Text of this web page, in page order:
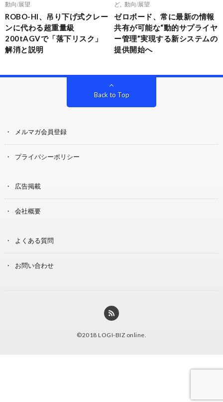
動向/展望
ROBO-HI、吊り下げ式クレー
ンに代わる超重量級
200tAGVで「落下リスク」
解消と説明
ど
動向/展望
ゼロボード、常に最新の情報
共有が可能な“動的サプライヤ
ー管理”実現する新システムの
提供開始へ
Back to Top
メルマガ会員登録
プライバシーポリシー
広告掲載
会社概要
よくある質問
お問い合わせ
©2018 LOGI-BIZ online